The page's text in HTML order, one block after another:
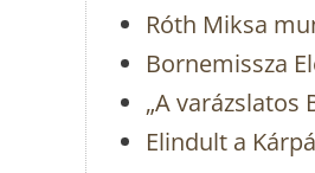
Róth Miksa
Bornemissza
„A varázslatos
Elindult a